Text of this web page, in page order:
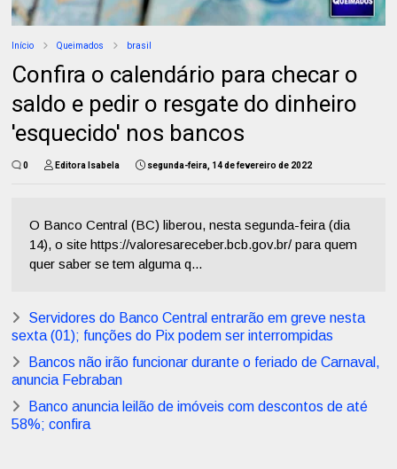
Início Queimados brasil
Confira o calendário para checar o
saldo e pedir o resgate do dinheiro
'esquecido' nos bancos
0 Editora Isabela segunda-feira, 14 de fevereiro de 2022
O Banco Central (BC) liberou, nesta segunda-feira (dia
14), o site https://valoresareceber.bcb.gov.br/ para quem
quer saber se tem alguma q...
Servidores do Banco Central entrarão em greve nesta
sexta (01); funções do Pix podem ser interrompidas
Bancos não irão funcionar durante o feriado de Carnaval,
anuncia Febraban
Banco anuncia leilão de imóveis com descontos de até
58%; confira